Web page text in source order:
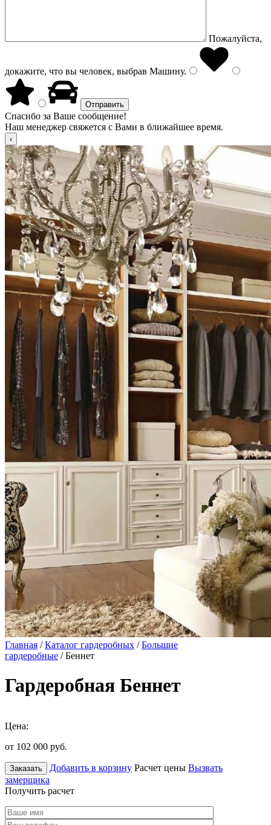
Пожалуйста,
докажите, что вы человек, выбрав Машину.
Спасибо за Ваше сообщение!
Наш менеджер свяжется с Вами в ближайшее время.
Главная /Каталог гардеробных /Большие
гардеробные / Беннет
Гардеробная Беннет
Цена:
от 102 000 руб.
Заказать Добавить в корзину Расчет цены Вызвать
замерщика
Получить расчет